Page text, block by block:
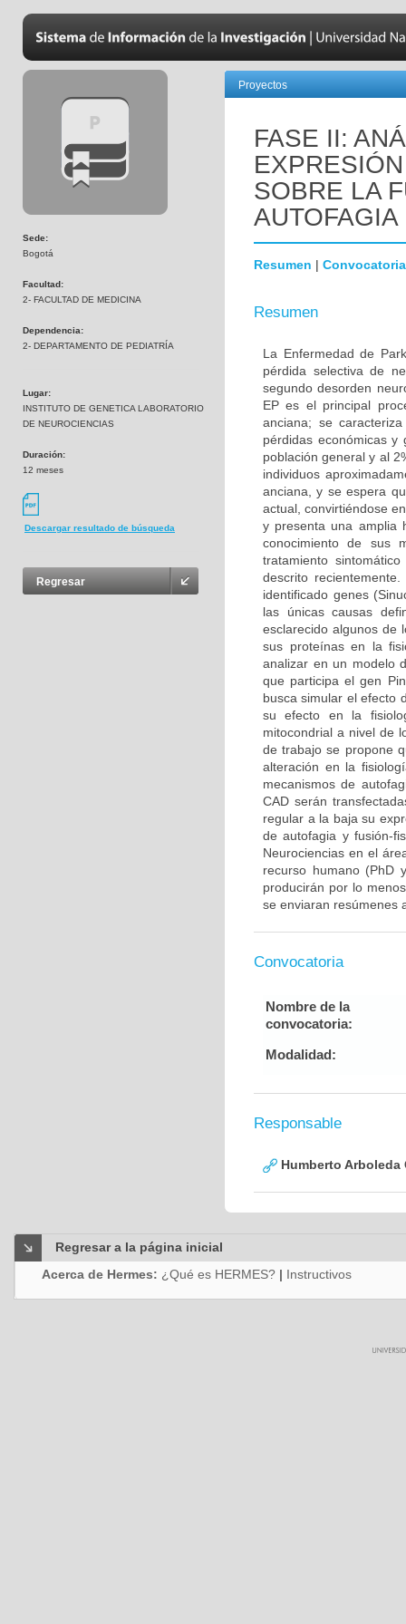
Sede:
Bogotá
Facultad:
2- FACULTAD DE MEDICINA
Dependencia:
2- DEPARTAMENTO DE PEDIATRÍA
Lugar:
INSTITUTO DE GENETICA LABORATORIO
DE NEUROCIENCIAS
Duración:
12 meses
Descargar resultado de búsqueda
Regresar
Proyectos
FASE II:
SOBRE LA
Resumen | Convocatoria
Resumen
La Enfermedad de
pérdida selectiva de
segundo desorden
EP es el principal
anciana; se
pérdidas económicas y
población general y al
individuos
anciana, y se espera
actual, convirtiéndose
y presenta una amplia
conocimiento de sus
tratamiento
descrito
identificado genes
las únicas causas
esclarecido algunos de
sus proteínas en la
analizar en un modelo
que participa el gen
busca simular el efecto
su efecto en la
mitocondrial a nivel de
de trabajo se propone
alteración en la
mecanismos de
CAD serán
regular a la baja su
de autofagia y fusión-
Neurociencias en el
recurso humano (PhD
producirán por lo
se enviaran resúmenes
Convocatoria
Nombre de la
convocatoria:
Modalidad:
Responsable
Humberto Arboleda
Regresar a la página inicial
Acerca de Hermes: ¿Qué es HERMES? | Instructivos